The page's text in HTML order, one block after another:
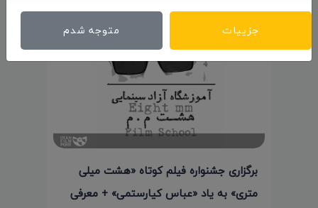
برگزاری جشنواره فیلم کوتاه «هشت میلی
متری» به یاد «عباس کیارستمی» + معرفی
جزییات متوجه شدم